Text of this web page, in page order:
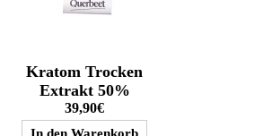
Kratom Trocken
Extrakt 50%
39,90€